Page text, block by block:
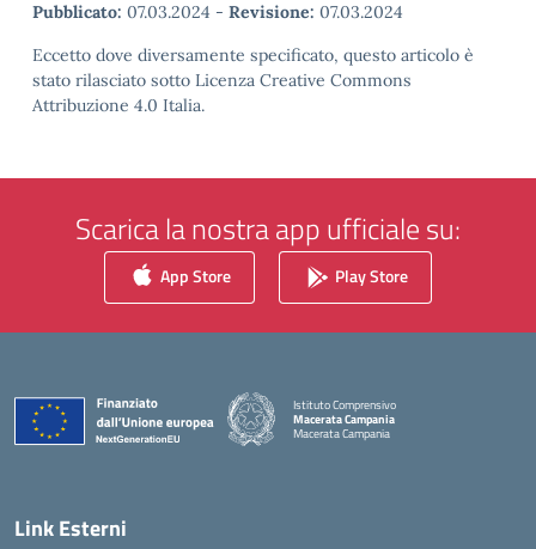
Pubblicato: 07.03.2024 - Revisione: 07.03.2024
Eccetto dove diversamente specificato, questo articolo è
stato rilasciato sotto Licenza Creative Commons
Attribuzione 4.0 Italia.
Scarica la nostra app ufficiale su:
App Store Play Store
Istituto Comprensivo
Macerata Campania
Macerata Campania
— Visita la pagina iniziale della scuola
Link Esterni